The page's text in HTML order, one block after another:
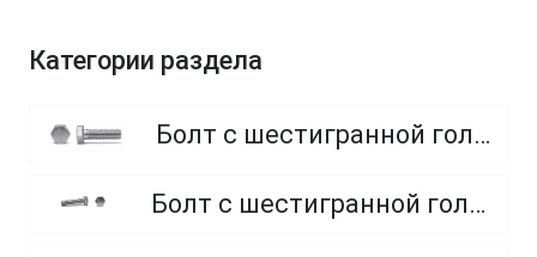
Категории раздела
Болт с шестигранной головкой, полная резьба, класс прочности 8.8
Болт с шестигранной головкой, полная резьба, класс прочности 4.8 и 5.8